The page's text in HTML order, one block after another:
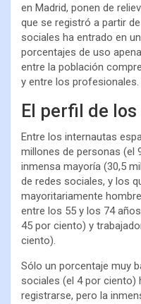
en Madrid, ponen de
que se registró a partir
sociales ha entrado en
porcentajes de uso
entre la población
y entre los profesionales.
El perfil de los
Entre los internautas
millones de personas (el
inmensa mayoría (30,5
de redes sociales, y los
mayoritariamente
entre los 55 y los 74
45 por ciento) y
ciento).
Sólo un porcentaje muy
sociales (el 4 por ciento)
registrarse, pero la